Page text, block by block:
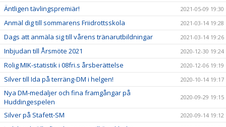
Äntligen tävlingspremiär! 2021-05-09 19:30
Anmäl dig till sommarens Friidrottsskola 2021-03-14 19:28
Dags att anmäla sig till vårens tränarutbildningar 2021-03-14 19:26
Inbjudan till Årsmöte 2021 2020-12-30 19:24
Rolig MIK-statistik i 08fri.s årsberättelse 2020-12-06 19:19
Silver till Ida på terräng-DM i helgen! 2020-10-14 19:17
Nya DM-medaljer och fina framgångar på
Huddingespelen
2020-09-29 19:15
Silver på Stafett-SM 2020-09-14 19:12